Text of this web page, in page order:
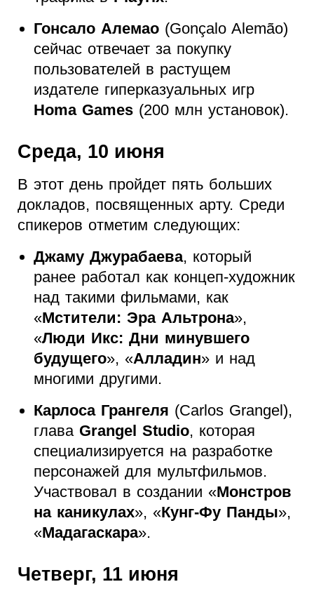
Гонсало Алемао(Gonçalo Alemão)
сейчас отвечает за покупку
пользователей в растущем
издателе гиперказуальных игр
Homa Games(200 млн установок).
Среда, 10 июня
В этот день пройдет пять больших
докладов, посвященных арту. Среди
спикеров отметим следующих:
Джаму Джурабаева, который
ранее работал как концеп-художник
над такими фильмами, как
«Мстители: Эра Альтрона»,
«Люди Икс: Дни минувшего
будущего», «Алладин» и над
многими другими.
Карлоса Грангеля (Carlos Grangel),
глава Grangel Studio, которая
специализируется на разработке
персонажей для мультфильмов.
Участвовал в создании «Монстров
на каникулах», «Кунг-Фу Панды»,
«Мадагаскара».
Четверг, 11 июня